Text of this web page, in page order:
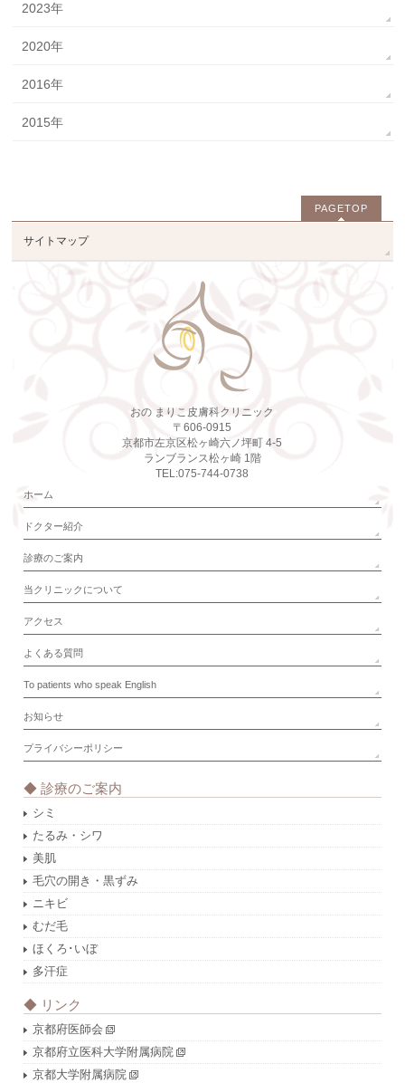
2023年
2020年
2016年
2015年
PAGETOP
サイトマップ
おの まりこ皮膚科クリニック
〒606-0915
京都市左京区松ヶ崎六ノ坪町 4-5
ランブランス松ヶ崎 1階
TEL:075-744-0738
ホーム
ドクター紹介
診療のご案内
当クリニックについて
アクセス
よくある質問
To patients who speak English
お知らせ
プライバシーポリシー
◆ 診療のご案内
シミ
たるみ・シワ
美肌
毛穴の開き・黒ずみ
ニキビ
むだ毛
ほくろ･いぼ
多汗症
◆ リンク
京都府医師会
京都府立医科大学附属病院
京都大学附属病院